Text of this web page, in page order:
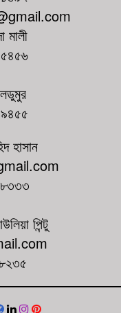
৯৪৫৫
হাসান
পিন্টু